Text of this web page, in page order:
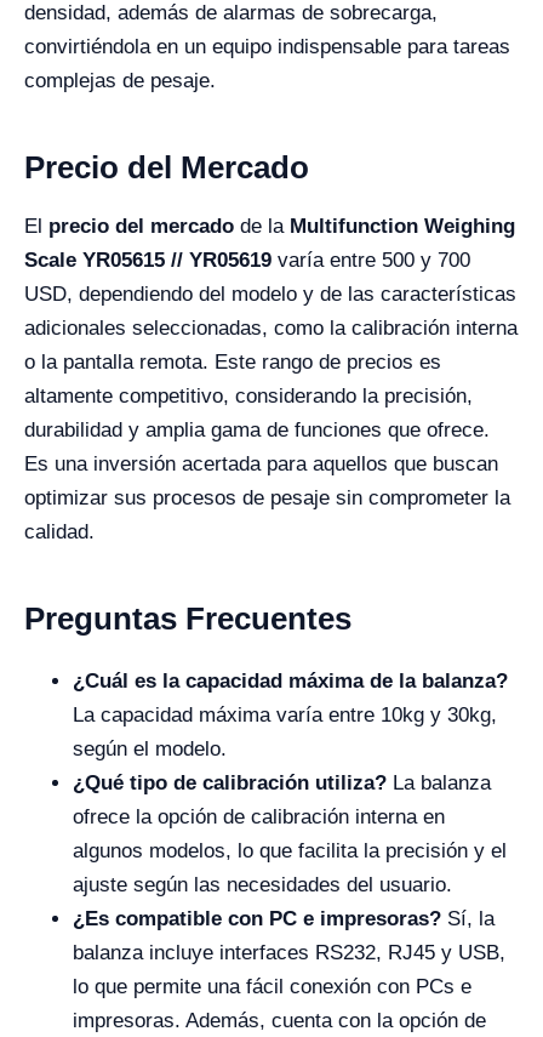
densidad, además de alarmas de sobrecarga,
convirtiéndola en un equipo indispensable para tareas
complejas de pesaje.
Precio del Mercado
El precio del mercado de la Multifunction Weighing
Scale YR05615 // YR05619 varía entre 500 y 700
USD, dependiendo del modelo y de las características
adicionales seleccionadas, como la calibración interna
o la pantalla remota. Este rango de precios es
altamente competitivo, considerando la precisión,
durabilidad y amplia gama de funciones que ofrece.
Es una inversión acertada para aquellos que buscan
optimizar sus procesos de pesaje sin comprometer la
calidad.
Preguntas Frecuentes
¿Cuál es la capacidad máxima de la balanza?
La capacidad máxima varía entre 10kg y 30kg,
según el modelo.
¿Qué tipo de calibración utiliza? La balanza
ofrece la opción de calibración interna en
algunos modelos, lo que facilita la precisión y el
ajuste según las necesidades del usuario.
¿Es compatible con PC e impresoras? Sí, la
balanza incluye interfaces RS232, RJ45 y USB,
lo que permite una fácil conexión con PCs e
impresoras. Además, cuenta con la opción de